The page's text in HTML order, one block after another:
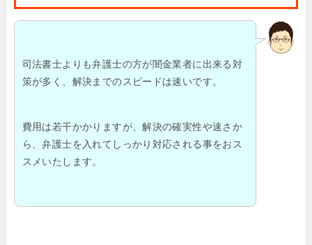
司法書士よりも弁護士の方が闇金業者に出来る対
策が多く、解決までのスピードは速いです。
費用は若干かかりますが、解決の確実性や速さか
ら、弁護士を入れてしっかり対応される事をおス
スメいたします。